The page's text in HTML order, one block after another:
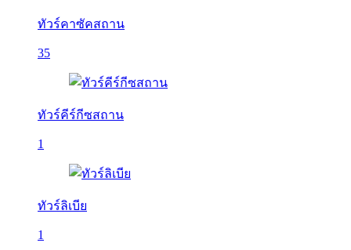
ทัวร์คาซัคสถาน
35
ทัวร์คีร์กีซสถาน
1
ทัวร์ลิเบีย
1